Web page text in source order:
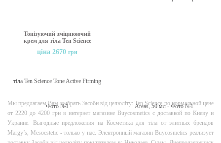
Тонізуючий зміцнюючий
крем для тіла Ten Science
Tone Active Firming Cream,
300 мл
ціна 2670 грн
Мы предлагаем Вам выбрать Засоби від целюліту: Ten Science по нормальной цене
от 2220 до 4200 грн в интернет магазине Buycosmetics с доставкой по Киеву и
Украине. Выгодные предложения на Косметика для тіла от элитных брендов
Margy’s, Mesoestetic - только у нас. Электронный магазин Buycosmetics реализует